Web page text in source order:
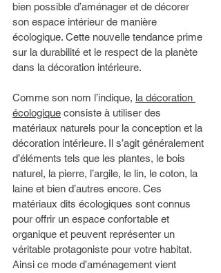
bien possible d’aménager et de décorer
son espace intérieur de manière
écologique. Cette nouvelle tendance prime
sur la durabilité et le respect de la planète
dans la décoration intérieure.
Comme son nom l’indique, la décoration
écologique consiste à utiliser des
matériaux naturels pour la conception et la
décoration intérieure. Il s’agit généralement
d’éléments tels que les plantes, le bois
naturel, la pierre, l’argile, le lin, le coton, la
laine et bien d’autres encore. Ces
matériaux dits écologiques sont connus
pour offrir un espace confortable et
organique et peuvent représenter un
véritable protagoniste pour votre habitat.
Ainsi ce mode d’aménagement vient